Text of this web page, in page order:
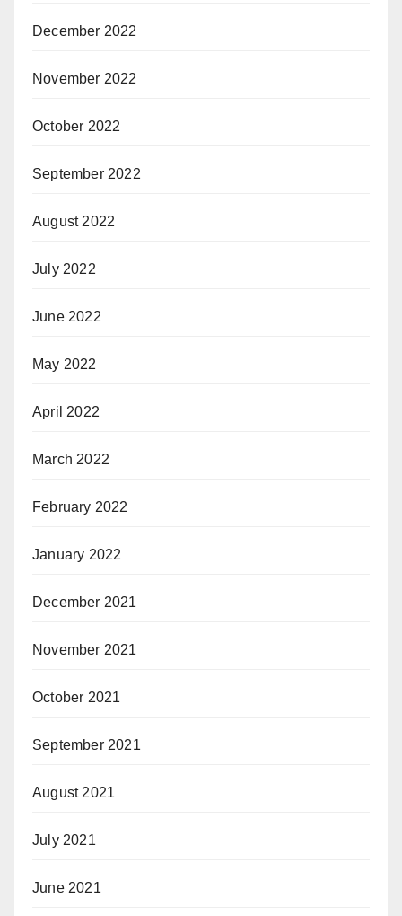
December 2022
November 2022
October 2022
September 2022
August 2022
July 2022
June 2022
May 2022
April 2022
March 2022
February 2022
January 2022
December 2021
November 2021
October 2021
September 2021
August 2021
July 2021
June 2021